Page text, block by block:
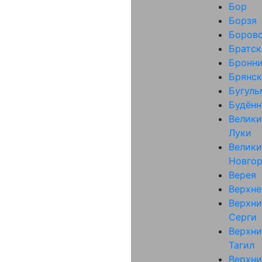
Бор
Борзя
Братск
Брянск
Луки
Верея
Серги
Тагил